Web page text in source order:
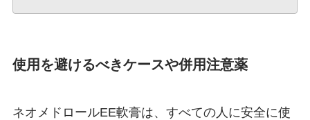
使用を避けるべきケースや併用注意薬
ネオメドロールEE軟膏は、すべての人に安全に使